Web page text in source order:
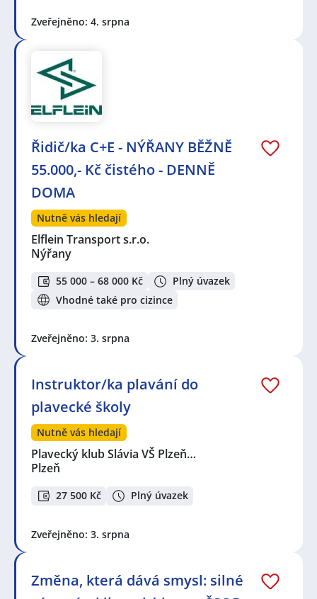
Zveřejněno: 4. srpna
Řidič/ka C+E - NÝŘANY BĚŽNĚ
55.000,- Kč čistého - DENNĚ
DOMA
Nutně vás hledají
Elflein Transport s.r.o.
Nýřany
55 000 – 68 000 Kč
Plný úvazek
Vhodné také pro cizince
Zveřejněno: 3. srpna
Instruktor/ka plavání do
plavecké školy
Nutně vás hledají
Plavecký klub Slávia VŠ Plzeň…
Plzeň
27 500 Kč Plný úvazek
Zveřejněno: 3. srpna
Změna, která dává smysl: silné